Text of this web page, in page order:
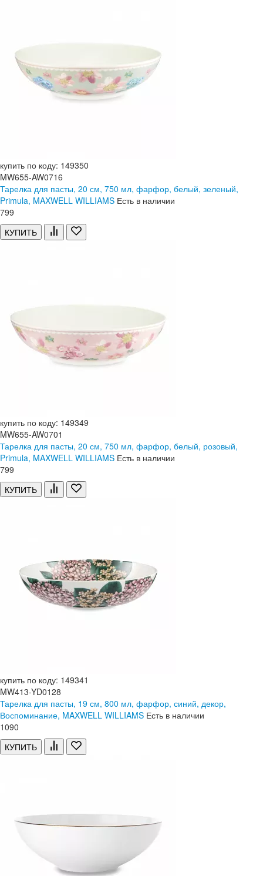
купить по коду: 149350
MW655-AW0716
Тарелка для пасты, 20 см, 750 мл, фарфор, белый, зеленый,
Primula, MAXWELL WILLIAMS Есть в наличии
799
КУПИТЬ
купить по коду: 149349
MW655-AW0701
Тарелка для пасты, 20 см, 750 мл, фарфор, белый, розовый,
Primula, MAXWELL WILLIAMS Есть в наличии
799
КУПИТЬ
купить по коду: 149341
MW413-YD0128
Тарелка для пасты, 19 см, 800 мл, фарфор, синий, декор,
Воспоминание, MAXWELL WILLIAMS Есть в наличии
1090
КУПИТЬ